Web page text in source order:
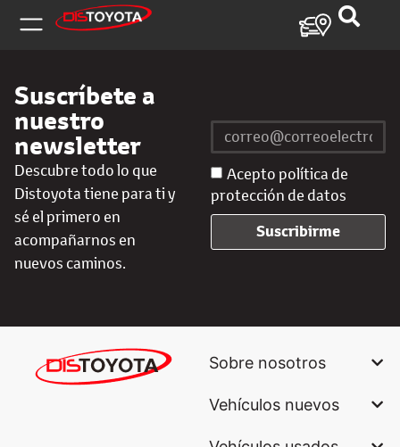
Suscríbete a
nuestro
newsletter
Descubre todo lo que
Distoyota tiene para ti y
sé el primero en
acompañarnos en
nuevos caminos.
Acepto política de
protección de datos
Suscribirme
Sobre nosotros
Vehículos nuevos